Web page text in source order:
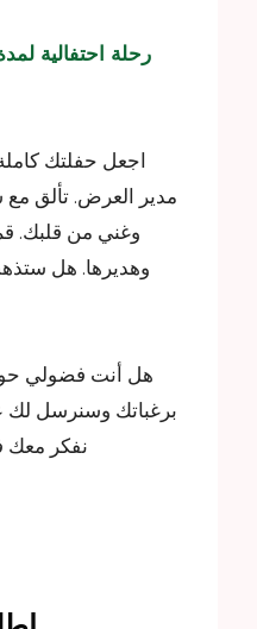
اجعل حفلتك
مدير العرض. تألق
وغني من قلبك.
وهديرها. هل
هل أنت فضولي
برغباتك وسنرسل
نفكر معك